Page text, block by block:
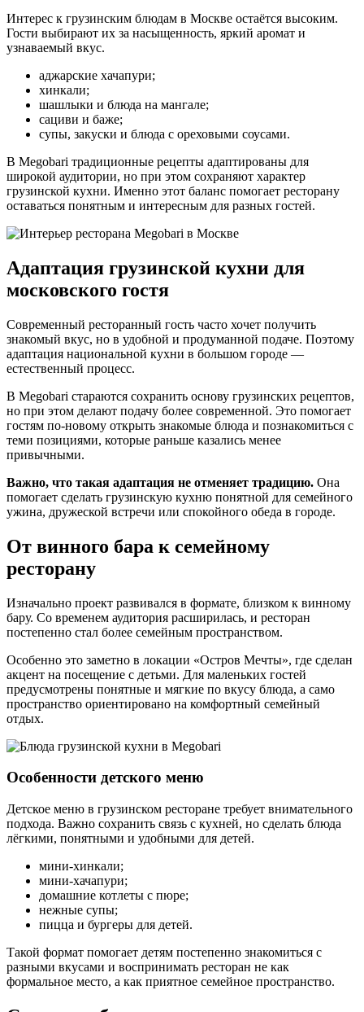
Интерес к грузинским блюдам в Москве остаётся высоким.
Гости выбирают их за насыщенность, яркий аромат и
узнаваемый вкус.
аджарские хачапури;
хинкали;
шашлыки и блюда на мангале;
сациви и баже;
супы, закуски и блюда с ореховыми соусами.
В Megobari традиционные рецепты адаптированы для
широкой аудитории, но при этом сохраняют характер
грузинской кухни. Именно этот баланс помогает ресторану
оставаться понятным и интересным для разных гостей.
Адаптация грузинской кухни для
московского гостя
Современный ресторанный гость часто хочет получить
знакомый вкус, но в удобной и продуманной подаче. Поэтому
адаптация национальной кухни в большом городе —
естественный процесс.
В Megobari стараются сохранить основу грузинских рецептов,
но при этом делают подачу более современной. Это помогает
гостям по-новому открыть знакомые блюда и познакомиться с
теми позициями, которые раньше казались менее
привычными.
Важно, что такая адаптация не отменяет традицию. Она
помогает сделать грузинскую кухню понятной для семейного
ужина, дружеской встречи или спокойного обеда в городе.
От винного бара к семейному
ресторану
Изначально проект развивался в формате, близком к винному
бару. Со временем аудитория расширилась, и ресторан
постепенно стал более семейным пространством.
Особенно это заметно в локации «Остров Мечты», где сделан
акцент на посещение с детьми. Для маленьких гостей
предусмотрены понятные и мягкие по вкусу блюда, а само
пространство ориентировано на комфортный семейный
отдых.
Особенности детского меню
Детское меню в грузинском ресторане требует внимательного
подхода. Важно сохранить связь с кухней, но сделать блюда
лёгкими, понятными и удобными для детей.
мини-хинкали;
мини-хачапури;
домашние котлеты с пюре;
нежные супы;
пицца и бургеры для детей.
Такой формат помогает детям постепенно знакомиться с
разными вкусами и воспринимать ресторан не как
формальное место, а как приятное семейное пространство.